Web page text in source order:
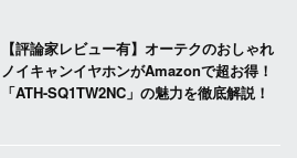
【評論家レビュー有】オーテクのおしゃれ
ノイキャンイヤホンがAmazonで超お得！
「ATH-SQ1TW2NC」の魅力を徹底解説！